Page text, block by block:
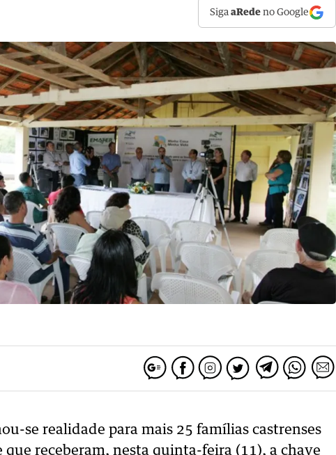
SigaaRede no Google
se realidade para mais 25 famílias castrenses
que receberam, nesta quinta-feira (11), a chave